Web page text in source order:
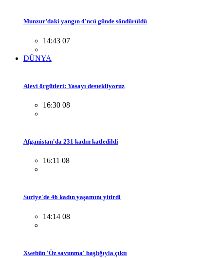
Munzur’daki yangın 4'ncü günde söndürüldü
14:43 07
DÜNYA
Alevi örgütleri: Yasayı destekliyoruz
16:30 08
Afganistan'da 231 kadın katledildi
16:11 08
Suriye'de 46 kadın yaşamını yitirdi
14:14 08
Xwebûn 'Öz savunma' başlığıyla çıktı